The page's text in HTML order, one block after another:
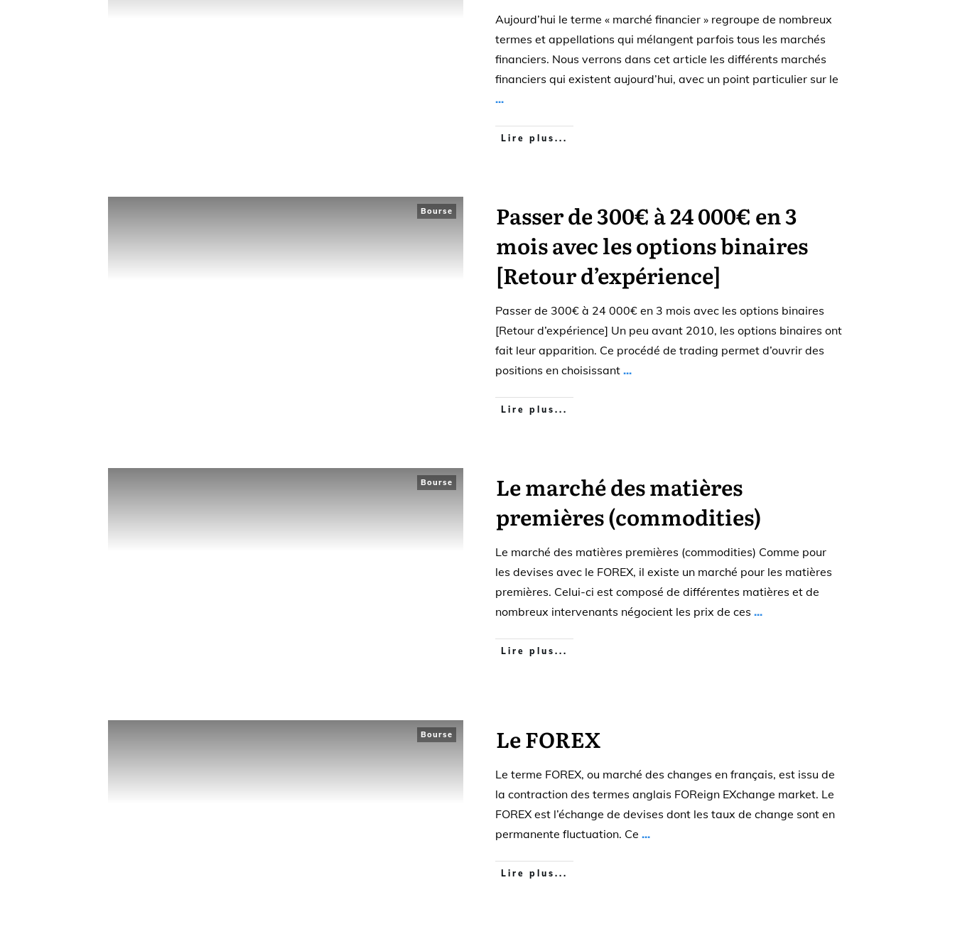
Aujourd’hui le terme « marché financier » regroupe de nombreux
termes et appellations qui mélangent parfois tous les marchés
financiers. Nous verrons dans cet article les différents marchés
financiers qui existent aujourd’hui, avec un point particulier sur le
...
Lire plus...
Bourse
Passer de 300€ à 24 000€ en 3
mois avec les options binaires
[Retour d’expérience]
Passer de 300€ à 24 000€ en 3 mois avec les options binaires
[Retour d’expérience] Un peu avant 2010, les options binaires ont
fait leur apparition. Ce procédé de trading permet d’ouvrir des
positions en choisissant ...
Lire plus...
Bourse
Le marché des matières
premières (commodities)
Le marché des matières premières (commodities) Comme pour
les devises avec le FOREX, il existe un marché pour les matières
premières. Celui-ci est composé de différentes matières et de
nombreux intervenants négocient les prix de ces ...
Lire plus...
Bourse Le FOREX
Le terme FOREX, ou marché des changes en français, est issu de
la contraction des termes anglais FOReign EXchange market. Le
FOREX est l’échange de devises dont les taux de change sont en
permanente fluctuation. Ce ...
Lire plus...